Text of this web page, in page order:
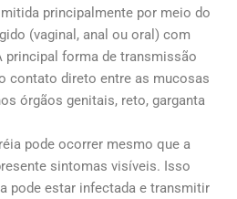
principalmente por meio do
(vaginal, anal ou oral) com
principal forma de transmissão
contato direto entre as mucosas
órgãos genitais, reto, garganta
pode ocorrer mesmo que a
sintomas visíveis. Isso
pode estar infectada e transmitir